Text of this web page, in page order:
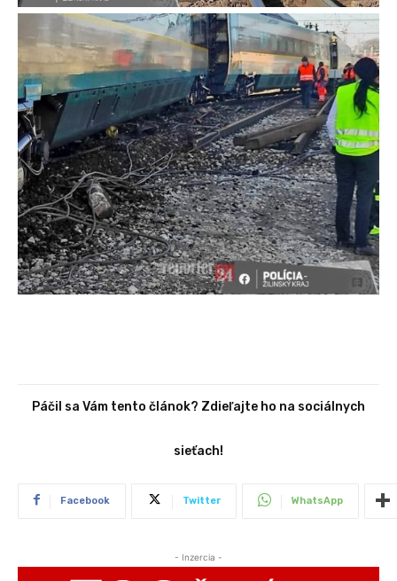
Páčil sa Vám tento článok? Zdieľajte ho na sociálnych
sieťach!
Facebook Twitter WhatsApp
- Inzercia -